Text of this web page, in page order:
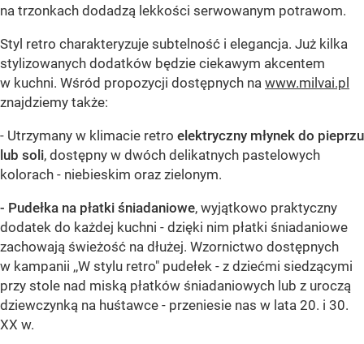
na trzonkach dodadzą lekkości serwowanym potrawom.
Styl retro charakteryzuje subtelność i elegancja. Już kilka
stylizowanych dodatków będzie ciekawym akcentem
w kuchni. Wśród propozycji dostępnych na www.milvai.pl
znajdziemy także:
- Utrzymany w klimacie retro elektryczny młynek do pieprzu
lub soli, dostępny w dwóch delikatnych pastelowych
kolorach - niebieskim oraz zielonym.
- Pudełka na płatki śniadaniowe, wyjątkowo praktyczny
dodatek do każdej kuchni - dzięki nim płatki śniadaniowe
zachowają świeżość na dłużej. Wzornictwo dostępnych
w kampanii ,,W stylu retro" pudełek - z dziećmi siedzącymi
przy stole nad miską płatków śniadaniowych lub z uroczą
dziewczynką na huśtawce - przeniesie nas w lata 20. i 30.
XX w.